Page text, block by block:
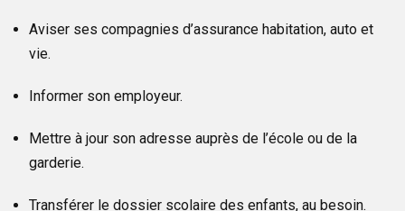
Aviser ses compagnies d’assurance habitation, auto et
vie.
Informer son employeur.
Mettre à jour son adresse auprès de l’école ou de la
garderie.
Transférer le dossier scolaire des enfants, au besoin.